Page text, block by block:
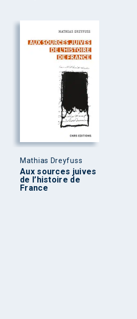
Mathias Dreyfuss
Aux sources juives
de l’histoire de
France